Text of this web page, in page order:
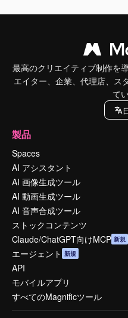
最高のクリエイティブ制作を
エイター、企業、代理店、ス
て
製品
Spaces
AI アシスタント
AI 画像生成ツール
AI 動画生成ツール
AI 音声合成ツール
ストックコンテンツ
Claude/ChatGPT向けMCP 新規
エージェント 新規
API
モバイルアプリ
すべてのMagnificツール